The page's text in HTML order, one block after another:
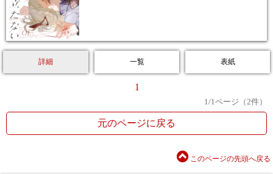
詳細 一覧 表紙
1
1/1ページ（2件）
元のページに戻る
このページの先頭へ戻る